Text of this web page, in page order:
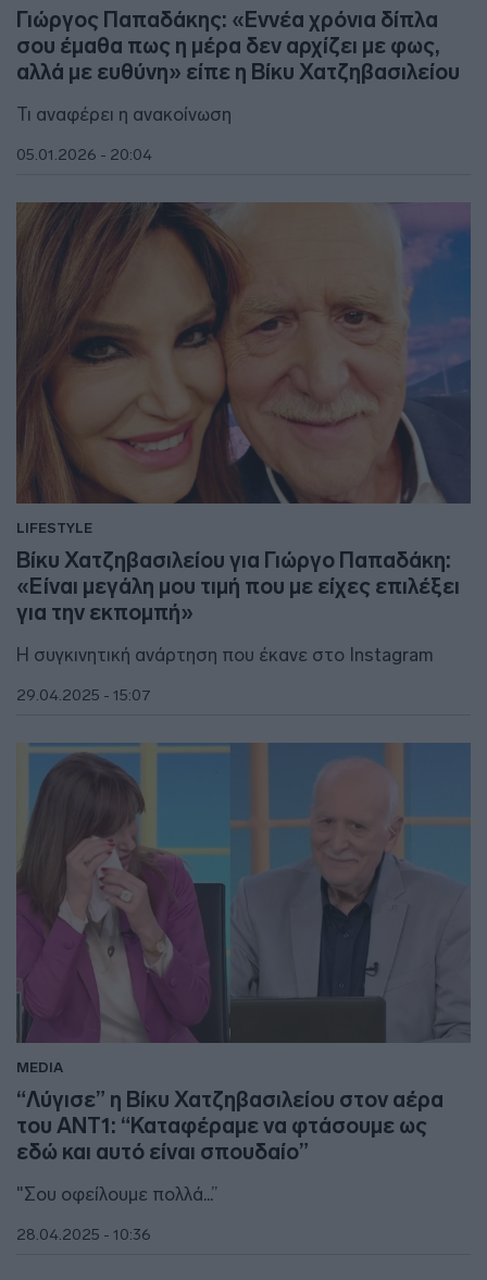
Γιώργος Παπαδάκης: «Εννέα χρόνια δίπλα
σου έμαθα πως η μέρα δεν αρχίζει με φως,
αλλά με ευθύνη» είπε η Βίκυ Χατζηβασιλείου
Τι αναφέρει η ανακοίνωση
05.01.2026 - 20:04
LIFESTYLE
Βίκυ Χατζηβασιλείου για Γιώργο Παπαδάκη:
«Είναι μεγάλη μου τιμή που με είχες επιλέξει
για την εκπομπή»
H συγκινητική ανάρτηση που έκανε στο Instagram
29.04.2025 - 15:07
MEDIA
“Λύγισε” η Βίκυ Χατζηβασιλείου στον αέρα
του ΑΝΤ1: “Καταφέραμε να φτάσουμε ως
εδώ και αυτό είναι σπουδαίο”
"Σου οφείλουμε πολλά...”
28.04.2025 - 10:36